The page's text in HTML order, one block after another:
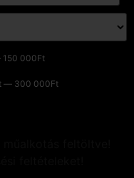
000Ft
— 300 000Ft